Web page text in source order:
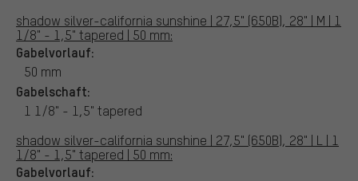
shadow silver-california sunshine | 27,5" (650B), 28" | M | 1
1/8" - 1,5" tapered | 50 mm:
Gabelvorlauf:
50 mm
Gabelschaft:
1 1/8" - 1,5" tapered
shadow silver-california sunshine | 27,5" (650B), 28" | L | 1
1/8" - 1,5" tapered | 50 mm:
Gabelvorlauf: